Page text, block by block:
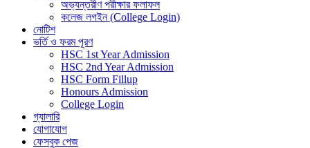
অভ্যন্তরীণ পরীক্ষার ফলাফল
কলেজ লগইন (College Login)
নোটিশ
ভর্তি ও ফরম পূরণ
HSC 1st Year Admission
HSC 2nd Year Admission
HSC Form Fillup
Honours Admission
College Login
গ্যালারি
যোগাযোগ
ফেসবুক পেজ